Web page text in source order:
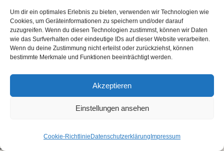
Um dir ein optimales Erlebnis zu bieten, verwenden wir Technologien wie
Cookies, um Geräteinformationen zu speichern und/oder darauf
zuzugreifen. Wenn du diesen Technologien zustimmst, können wir Daten
wie das Surfverhalten oder eindeutige IDs auf dieser Website verarbeiten.
Wenn du deine Zustimmung nicht erteilst oder zurückziehst, können
bestimmte Merkmale und Funktionen beeinträchtigt werden.
Akzeptieren
Einstellungen ansehen
Cookie-Richtlinie Datenschutzerklärung Impressum
Kulturlandschaft. Sie bieten
Lebensraum für zahlreiche Tier- und
Pflanzenarten. Die Bewirtschaftung der
Öko-Verordnung spielt dabei eine
wichtige Rolle. Hier unterstützt
Angebot einer Sammelzertifizierung.